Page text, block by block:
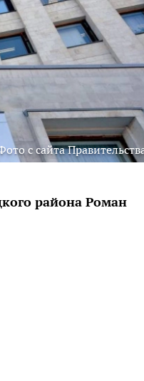
с сайта
района Роман